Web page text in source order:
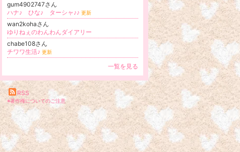
gum4902747さん
ハナ♪ ひな♪ ターシャ♪♪ 更新
wan2kohaさん
ゆりねぇのわんわんダイアリー
chabe108さん
チワワ生活♪ 更新
一覧を見る
RSS
※著作権についてのご注意